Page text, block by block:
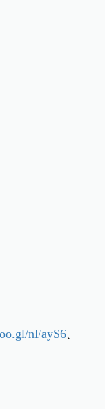
nFayS6